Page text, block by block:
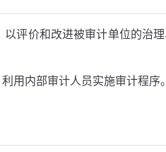
评价和改进被审计单位的治
用内部审计人员实施审计程序。